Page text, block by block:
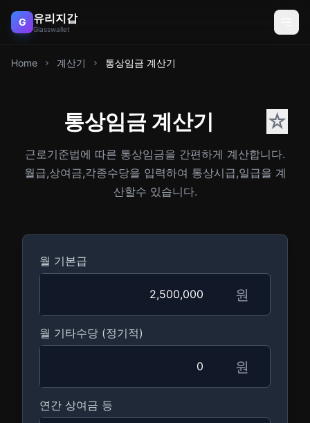
G 유리지갑
Glasswallet
Home 계산기 통상임금 계산기
통상임금 계산기 ☆
근로기준법에 따른 통상임금을 간편하게 계산합니다.
월급,상여금,각종수당을 입력하여 통상시급,일급을 계
산할수 있습니다.
월 기본급
원
월 기타수당 (정기적)
원
연간 상여금 등